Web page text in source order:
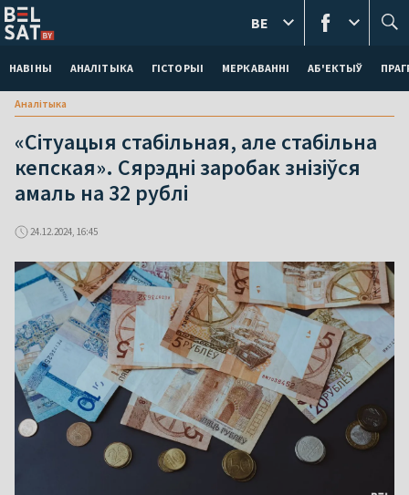
НАВІНЫ АНАЛІТЫКА ГІСТОРЫІ МЕРКАВАННI АБ'ЕКТЫЎ
BE
Аналітыка
«Сітуацыя стабільная, але стабільна
кепская». Сярэдні заробак знізіўся
амаль на 32 рублі
24.12.2024, 16:45